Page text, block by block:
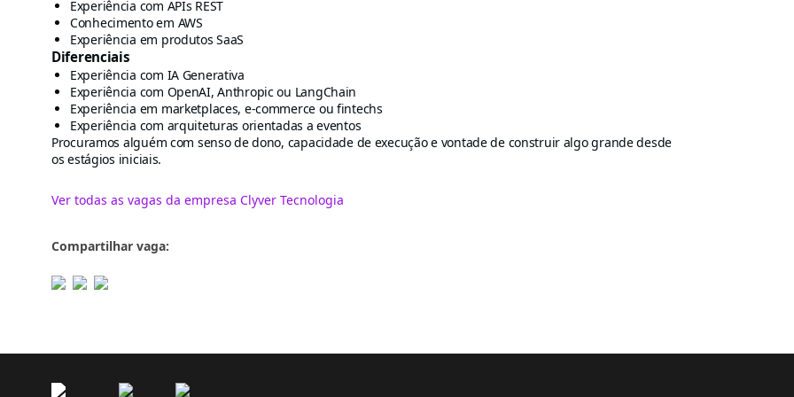
Experiência com APIs REST
Conhecimento em AWS
Experiência em produtos SaaS
Diferenciais
Experiência com IA Generativa
Experiência com OpenAI, Anthropic ou LangChain
Experiência em marketplaces, e-commerce ou fintechs
Experiência com arquiteturas orientadas a eventos
Procuramos alguém com senso de dono, capacidade de execução e vontade de construir algo grande desde
os estágios iniciais.
Ver todas as vagas da empresa Clyver Tecnologia
Compartilhar vaga: